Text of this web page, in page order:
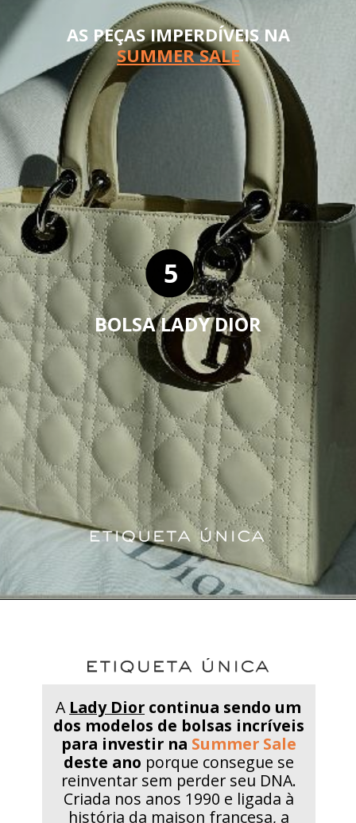
BOLSA LADY DIOR
5
AS PEÇAS IMPERDÍVEIS NA
SUMMER SALE
A Lady Dior continua sendo um
dos modelos de bolsas incríveis
para investir na Summer Sale
deste ano porque consegue se
reinventar sem perder seu DNA.
Criada nos anos 1990 e ligada à
história da maison francesa, a